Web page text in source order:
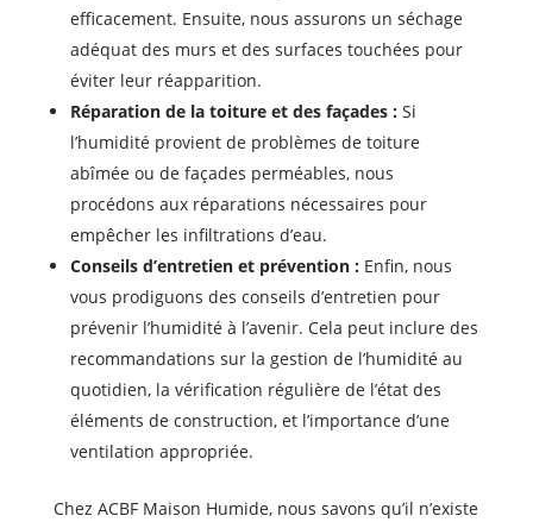
efficacement. Ensuite, nous assurons un séchage
adéquat des murs et des surfaces touchées pour
éviter leur réapparition.
Réparation de la toiture et des façades :Si
l’humidité provient de problèmes de toiture
abîmée ou de façades perméables, nous
procédons aux réparations nécessaires pour
empêcher les infiltrations d’eau.
Conseils d’entretien et prévention :Enfin, nous
vous prodiguons des conseils d’entretien pour
prévenir l’humidité à l’avenir. Cela peut inclure des
recommandations sur la gestion de l’humidité au
quotidien, la vérification régulière de l’état des
éléments de construction, et l’importance d’une
ventilation appropriée.
Chez ACBF Maison Humide, nous savons qu’il n’existe